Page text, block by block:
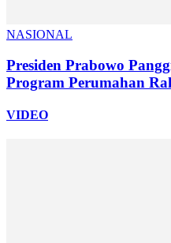
NASIONAL
Presiden Prabowo
Program Perumahan
VIDEO